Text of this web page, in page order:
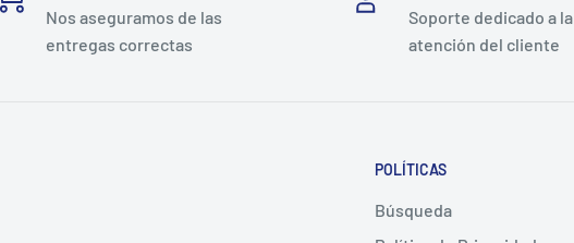
Nos aseguramos de las
entregas correctas
Soporte dedicado a la
atención del cliente
POLÍTICAS
Búsqueda